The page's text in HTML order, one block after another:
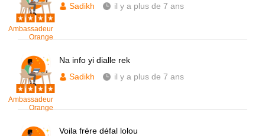
Ambassadeur
Orange
Sadikh
il y a plus de 7 ans
Ambassadeur
Orange
Na info yi dialle rek
Sadikh
il y a plus de 7 ans
Voila frére défal lolou